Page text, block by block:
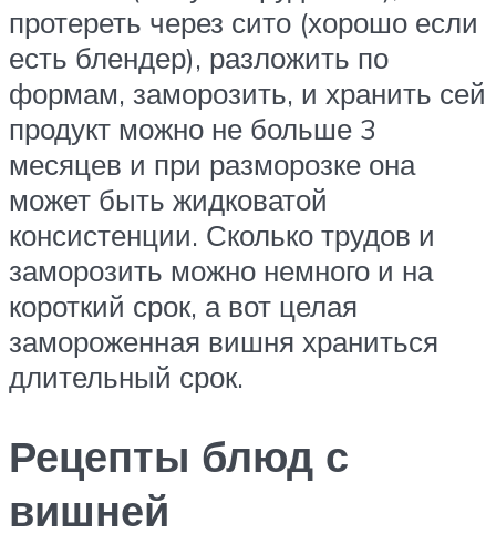
протереть через сито (хорошо если
есть блендер), разложить по
формам, заморозить, и хранить сей
продукт можно не больше 3
месяцев и при разморозке она
может быть жидковатой
консистенции. Сколько трудов и
заморозить можно немного и на
короткий срок, а вот целая
замороженная вишня храниться
длительный срок.
Рецепты блюд с
вишней